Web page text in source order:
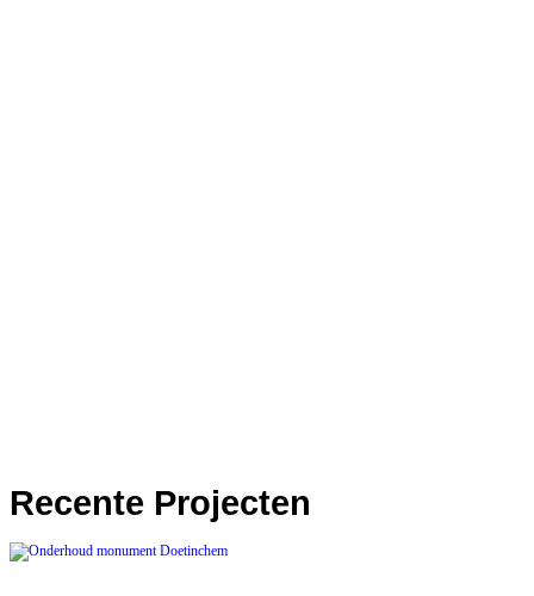
Recente Projecten